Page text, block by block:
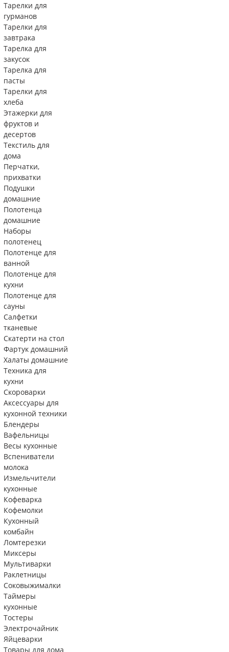
Тарелки для
гурманов
Тарелки для
завтрака
Тарелка для
закусок
Тарелка для
пасты
Тарелки для
хлеба
Этажерки для
фруктов и
десертов
Текстиль для
дома
Перчатки,
прихватки
Подушки
домашние
Полотенца
домашние
Наборы
полотенец
Полотенце для
ванной
Полотенце для
кухни
Полотенце для
сауны
Салфетки
тканевые
Скатерти на стол
Фартук домашний
Халаты домашние
Техника для
кухни
Скороварки
Аксессуары для
кухонной техники
Блендеры
Вафельницы
Весы кухонные
Вспениватели
молока
Измельчители
кухонные
Кофеварка
Кофемолки
Кухонный
комбайн
Ломтерезки
Миксеры
Мультиварки
Раклетницы
Соковыжималки
Таймеры
кухонные
Тостеры
Электрочайник
Яйцеварки
Товары для дома